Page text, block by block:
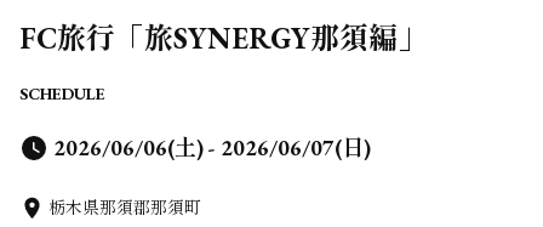
FC旅行「旅SYNERGY那須編」
SCHEDULE
2026/06/06(土) - 2026/06/07(日)
栃木県那須郡那須町